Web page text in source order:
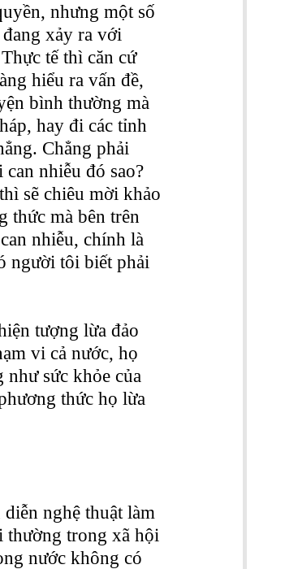
nhưng một số
xảy ra với
tế thì căn cứ
hiểu ra vấn đề,
bình thường mà
hay đi các tỉnh
Chẳng phải
nhiễu đó sao?
sẽ chiêu mời khảo
thức mà bên trên
nhiễu, chính là
người tôi biết phải
tượng lừa đảo
vi cả nước, họ
sức khỏe của
thức họ lừa
nghệ thuật làm
thường trong xã hội
nước không có